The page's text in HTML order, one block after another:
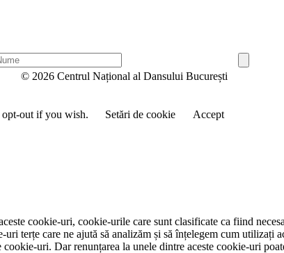
© 2026 Centrul Național al Dansului București
opt-out if you wish. Setări de cookie Accept
cookie-uri, cookie-urile care sunt clasificate ca fiind
terțe care ne ajută să analizăm și să înțelegem cum utilizați
uri. Dar renunțarea la unele dintre aceste cookie-uri